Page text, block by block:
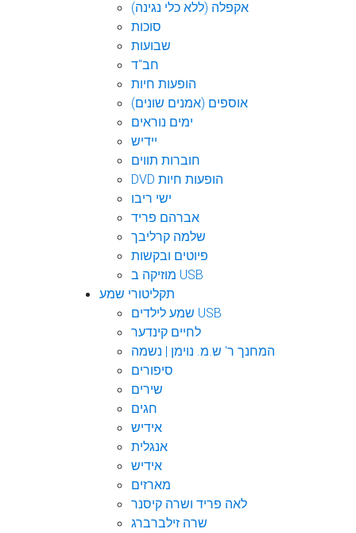
אקפלה (ללא כלי נגינה)
סוכות
שבועות
חב"ד
הופעות חיות
אוספים (אמנים שונים)
ימים נוראים
יידיש
חוברות תווים
DVD הופעות חיות
ישי ריבו
אברהם פריד
שלמה קרליבך
פיוטים ובקשות
מוזיקה ב USB
תקליטורי שמע
שמע לילדים USB
לחיים קינדער
המחנך ר' ש.מ. נוימן | נשמה
סיפורים
שירים
חגים
אידיש
אנגלית
אידיש
מארזים
לאה פריד ושרה קיסנר
שרה זילברברג